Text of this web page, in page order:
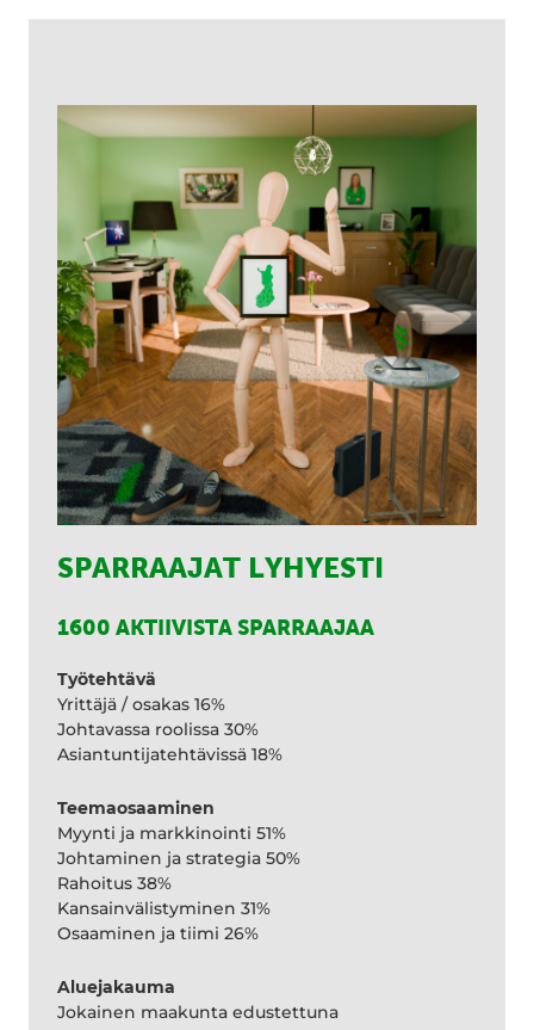
SPARRAAJAT LYHYESTI
1600 AKTIIVISTA SPARRAAJAA
Työtehtävä
Yrittäjä / osakas 16%
Johtavassa roolissa 30%
Asiantuntijatehtävissä 18%
Teemaosaaminen
Myynti ja markkinointi 51%
Johtaminen ja strategia 50%
Rahoitus 38%
Kansainvälistyminen 31%
Osaaminen ja tiimi 26%
Aluejakauma
Jokainen maakunta edustettuna